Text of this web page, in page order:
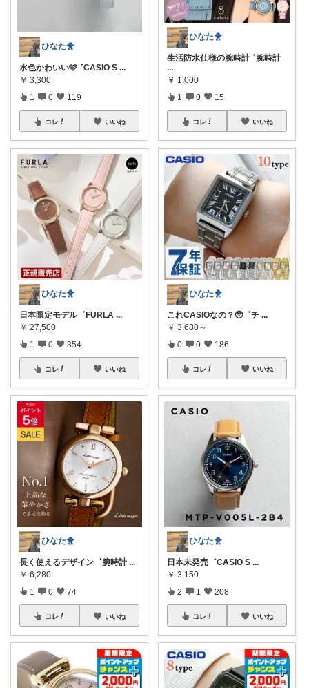
ひなた🐥
水色かわいい🩵 ‎ܰ ‎ CASIO S ...
￥ 3,300
1 0 119
コレ いいね
ひなた🐥
日本限定モデル ‎ ‎ܰ ‎ FURLA ...
￥ 27,500
1 0 354
コレ いいね
ひなた🐥
長く使えるデザイン ‎ ‎ܰ ‎ 腕時計 ...
￥ 6,280
1 0 74
コレ いいね
ひなた🐥
生活防水仕様の腕時計 ‎ܰ ‎ 腕時計
...
￥ 1,000
1 0 15
コレ いいね
ひなた🐥
これCASIOなの？🥹 ‎ ‎ܰ ‎ チ ...
￥ 3,680～
0 0 186
コレ いいね
ひなた🐥
日本未発売 ‎ ‎ܰ ‎ CASIO S ...
￥ 3,150
2 1 208
コレ いいね